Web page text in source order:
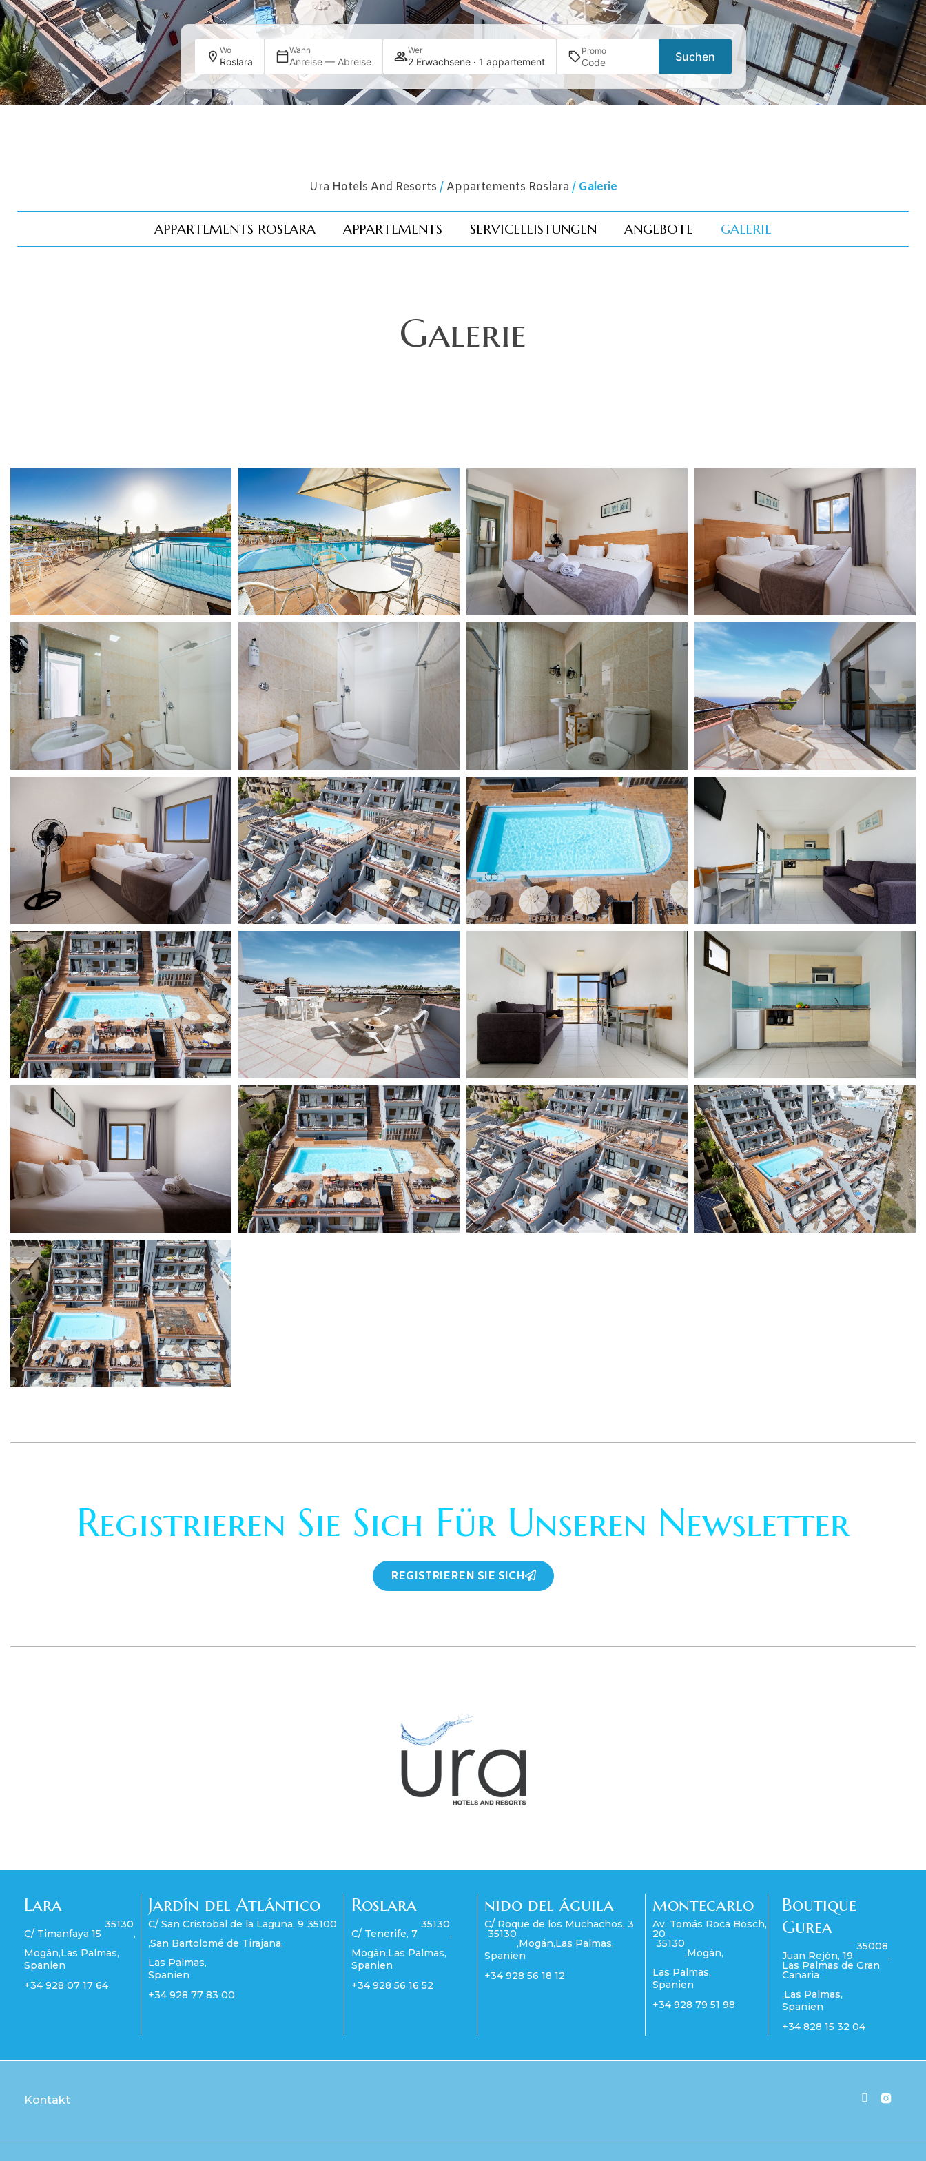
Wo
Roslara
Wann
Anreise — Abreise
Wer
2 Erwachsene · 1 appartement
Promo Suchen
Ura Hotels And Resorts /Appartements Roslara/ Galerie
APPARTEMENTS ROSLARA APPARTEMENTS SERVICELEISTUNGEN ANGEBOTE GALERIE
Galerie
Registrieren Sie Sich Für Unseren Newsletter
REGISTRIEREN SIE SICH
Lara
C/ Timanfaya 15
35130
,
Mogán,Las Palmas,
Spanien
+34 928 07 17 64
Jardín del Atlántico
C/ San Cristobal de la Laguna, 9 35100
,San Bartolomé de Tirajana,
Las Palmas,
Spanien
+34 928 77 83 00
Roslara
C/ Tenerife, 7
35130
,
Mogán,Las Palmas,
Spanien
+34 928 56 16 52
nido del águila
C/ Roque de los Muchachos, 3
35130
,Mogán,Las Palmas,
Spanien
+34 928 56 18 12
montecarlo
Av. Tomás Roca Bosch,
20
35130
,Mogán,
Las Palmas,
Spanien
+34 928 79 51 98
Boutique
Gurea
Juan Rejón, 19
35008
,
Las Palmas de Gran
Canaria
,Las Palmas,
Spanien
+34 828 15 32 04
Kontakt